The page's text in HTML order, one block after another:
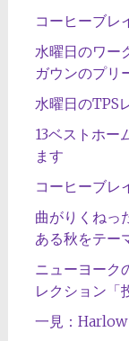
コーヒーブレ
水曜日のワー
ガウンのプリ
水曜日のTPS
13ベストホー
ます
コーヒーブレ
曲がりくねっ
ある秋をテー
ニューヨーク
レクション「
一見：